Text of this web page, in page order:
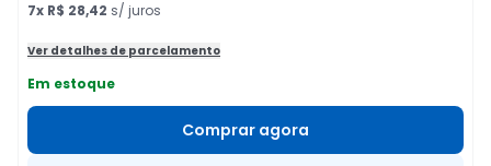
7x R$ 28,42 s/ juros
Ver detalhes de parcelamento
Em estoque
Comprar agora